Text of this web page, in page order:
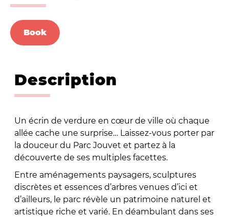
Book
Description
Un écrin de verdure en cœur de ville où chaque
allée cache une surprise… Laissez-vous porter par
la douceur du Parc Jouvet et partez à la
découverte de ses multiples facettes.
Entre aménagements paysagers, sculptures
discrètes et essences d’arbres venues d’ici et
d’ailleurs, le parc révèle un patrimoine naturel et
artistique riche et varié. En déambulant dans ses